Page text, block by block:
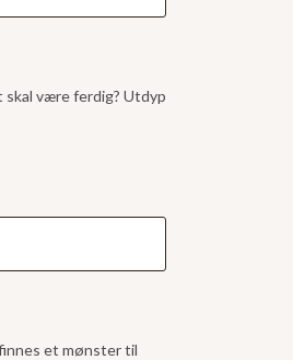
være ferdig? Utdyp
et mønster til